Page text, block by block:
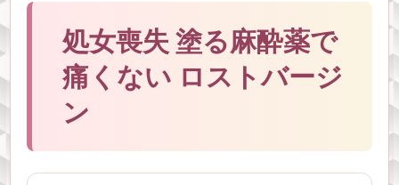
処女喪失 塗る麻酔薬で
痛くない ロストバージ
ン